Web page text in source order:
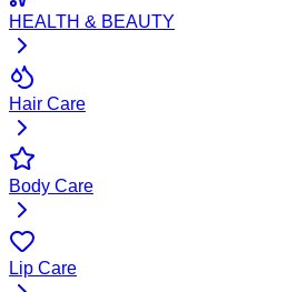
HEALTH & BEAUTY
Hair Care
Body Care
Lip Care